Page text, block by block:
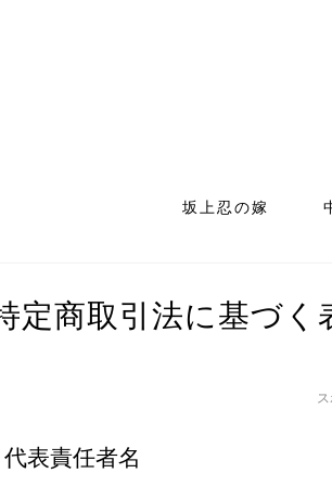
坂上忍の嫁
定商取引法に基づく
代表責任者名